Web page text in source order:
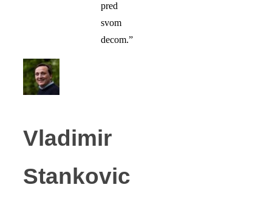
pred
svom
decom.”
Vladimir
Stankovic